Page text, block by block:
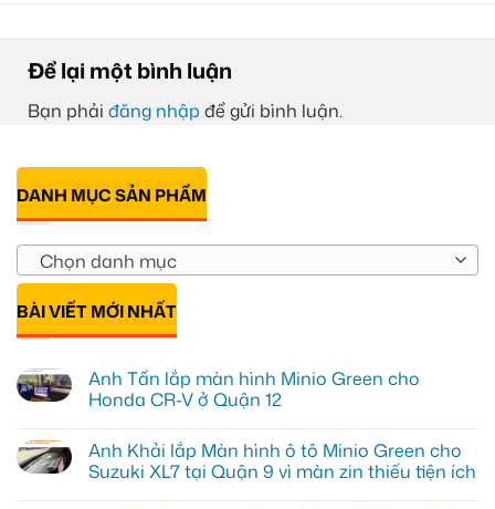
Để lại một bình luận
Bạn phải đăng nhập để gửi bình luận.
DANH MỤC SẢN PHẨM
Chọn danh mục
BÀI VIẾT MỚI NHẤT
Anh Tấn lắp màn hình Minio Green cho
Honda CR-V ở Quận 12
bình
luận
ở
Anh Khải lắp Màn hình ô tô Minio Green cho
Suzuki XL7 tại Quận 9 vì màn zin thiếu tiện ích